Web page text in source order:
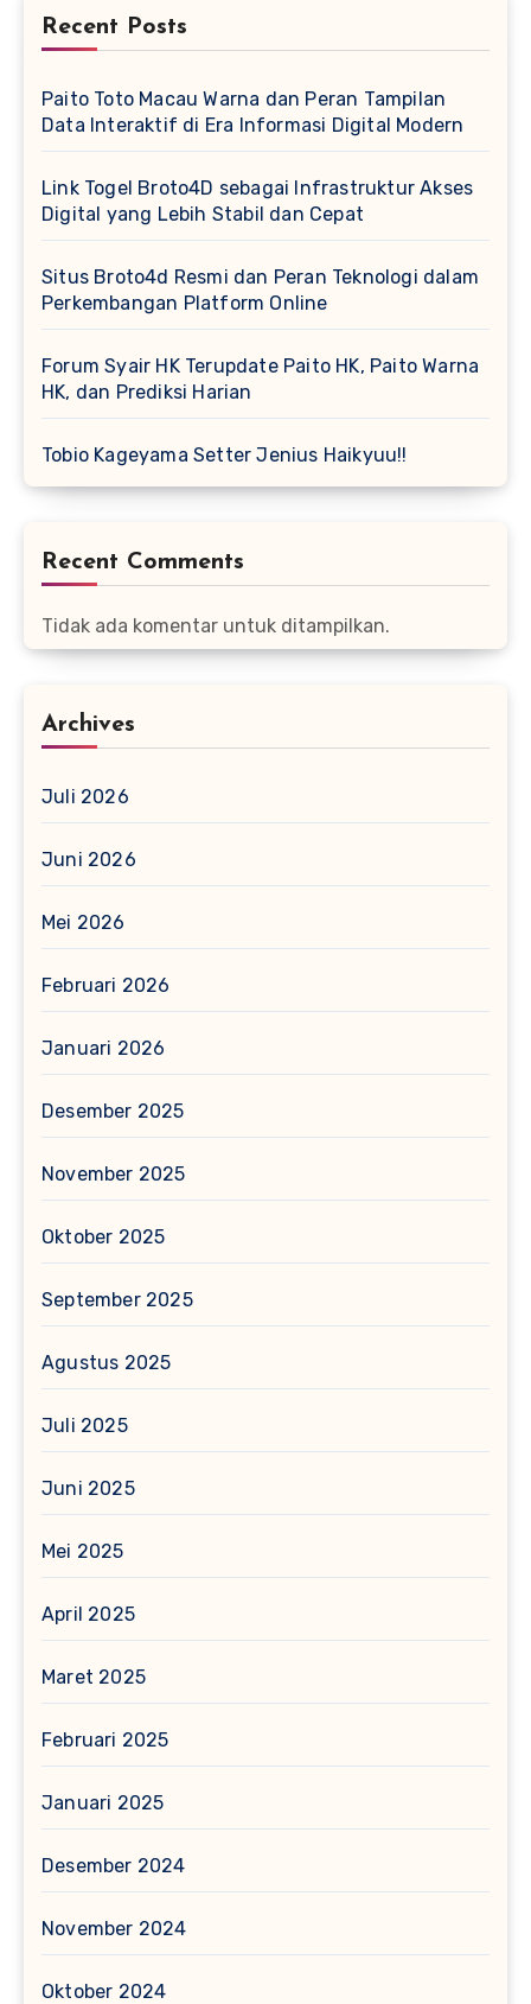
Recent Posts
Paito Toto Macau Warna dan Peran Tampilan
Data Interaktif di Era Informasi Digital Modern
Link Togel Broto4D sebagai Infrastruktur Akses
Digital yang Lebih Stabil dan Cepat
Situs Broto4d Resmi dan Peran Teknologi dalam
Perkembangan Platform Online
Forum Syair HK Terupdate Paito HK, Paito Warna
HK, dan Prediksi Harian
Tobio Kageyama Setter Jenius Haikyuu!!
Recent Comments
Tidak ada komentar untuk ditampilkan.
Archives
Juli 2026
Juni 2026
Mei 2026
Februari 2026
Januari 2026
Desember 2025
November 2025
Oktober 2025
September 2025
Agustus 2025
Juli 2025
Juni 2025
Mei 2025
April 2025
Maret 2025
Februari 2025
Januari 2025
Desember 2024
November 2024
Oktober 2024